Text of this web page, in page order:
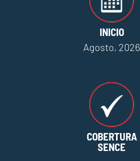
INICIO
Agosto, 2026
COBERTURA
SENCE